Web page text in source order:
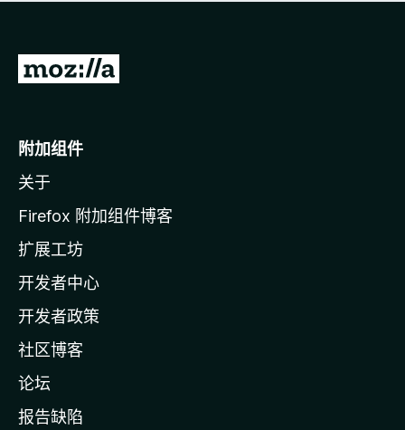
无
转
o
i
l
a
主
页
附加组件
关于
Firefox 附加组件博客
扩展工坊
开发者中心
开发者政策
社区博客
论坛
报告缺陷